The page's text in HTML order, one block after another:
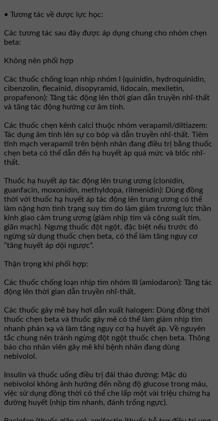
• Tương tác về dược lực học:
Các tương tác sau đây được áp dụng chung cho nhóm chẹn
beta:
Không nên phối hợp
Các thuốc chống loạn nhịp nhóm I (quinidin, hydroquinidin,
cibenzolin, flecainid, disopyramid, lidocain, mexiletin,
propafenon): Tăng tác động lên thời gian dẫn truyền nhĩ-thất
và tăng tác động hướng cơ âm tính.
Các thuốc chẹn kênh calci thuộc nhóm verapamil/diltiazem:
Tác dụng âm tính lên sự co bóp và dẫn truyền nhĩ-thất. Tiêm
tĩnh mạch verapamil trên bệnh nhân đang điều trị bằng thuốc
chẹn beta có thể dẫn đến hạ huyết áp quá mức và blốc nhĩ-
thất.
Thuốc hạ huyết áp tác động lên trung ương (clonidin,
guanfacin, moxonidin, methyldopa, rilmenidin): Dùng đồng
thời với thuốc hạ huyết áp tác động lên trung ương có thể
làm nặng hơn tình trạng suy tim do làm giảm trương lực thần
kinh giao cảm trung ương (giảm nhịp tim và công suất tim,
giãn mạch). Ngưng thuốc đột ngột, đặc biệt nếu trước đó
ngừng sử dụng thuốc chẹn beta, có thể làm tăng nguy cơ
‘‘tăng huyết áp dội ngược“.
Thận trọng khi phối hợp:
Các thuốc chống loạn nhịp tim nhóm III (amiodaron): Tăng tác
động lên thời gian dẫn truyền nhĩ-thất.
Các thuốc gây mê bay hơi dẫn xuất halogen: Dùng đồng thời
thuốc chẹn beta và thuốc gây mê có thể làm giảm nhịp tim
nhanh phản xạ và làm tăng nguy cơ hạ huyết áp. Về nguyên
tắc chung nên tránh ngừng đột ngột thuốc chẹn beta. Thông
báo cho nhân viên gây mê khi bệnh nhân đang dùng
nebivolol.
Insulin và thuốc uống điều trị đái tháo đường: Mặc dù
nebivolol không ảnh hưởng đến nồng độ glucose trong máu,
việc sử dụng đồng thời có thể che lấp một vài triệu chứng hạ
đường huyết (nhịp tim nhanh, đánh trống ngực).